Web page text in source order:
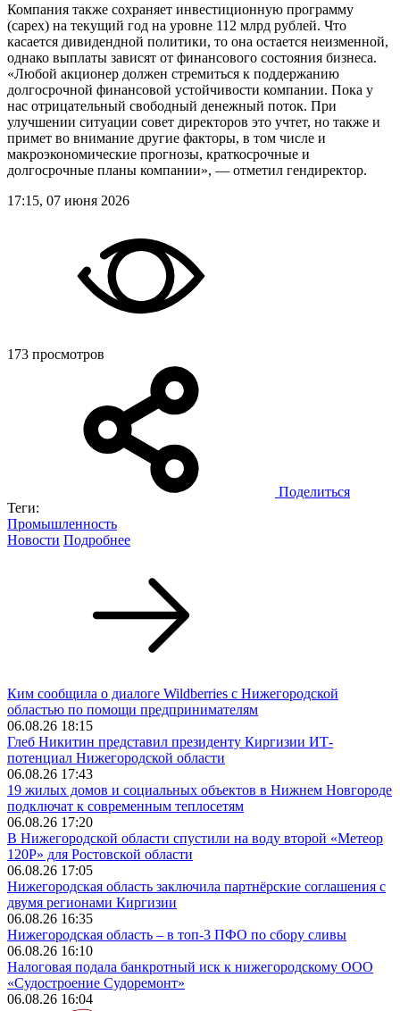
Компания также сохраняет инвестиционную программу
(capex) на текущий год на уровне 112 млрд рублей. Что
касается дивидендной политики, то она остается неизменной,
однако выплаты зависят от финансового состояния бизнеса.
«Любой акционер должен стремиться к поддержанию
долгосрочной финансовой устойчивости компании. Пока у
нас отрицательный свободный денежный поток. При
улучшении ситуации совет директоров это учтет, но также и
примет во внимание другие факторы, в том числе и
макроэкономические прогнозы, краткосрочные и
долгосрочные планы компании», — отметил гендиректор.
17:15, 07 июня 2026
173 просмотров
Поделиться
Теги:
Промышленность
Новости Подробнее
Ким сообщила о диалоге Wildberries с Нижегородской
областью по помощи предпринимателям
06.08.26 18:15
Глеб Никитин представил президенту Киргизии ИТ-
потенциал Нижегородской области
06.08.26 17:43
19 жилых домов и социальных объектов в Нижнем Новгороде
подключат к современным теплосетям
06.08.26 17:20
В Нижегородской области спустили на воду второй «Метеор
120Р» для Ростовской области
06.08.26 17:05
Нижегородская область заключила партнёрские соглашения с
двумя регионами Киргизии
06.08.26 16:35
Нижегородская область – в топ-3 ПФО по сбору сливы
06.08.26 16:10
Налоговая подала банкротный иск к нижегородскому ООО
«Судостроение Судоремонт»
06.08.26 16:04